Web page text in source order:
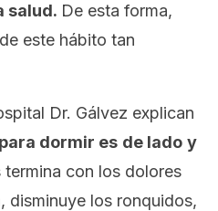
salud. De esta forma,
este hábito tan
Dr. Gálvez explican
dormir es de lado y
termina con los dolores
disminuye los ronquidos,